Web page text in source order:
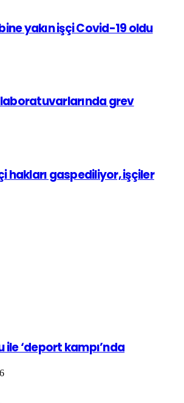
yakın işçi Covid-19 oldu
grev
hakları gaspediliyor, işçiler
ile ‘deport kampı’nda